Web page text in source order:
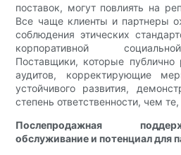
поставок, могут повлиять на
Все чаще клиенты и партнеры
соблюдения этических
корпоративной
Поставщики, которые публично
аудитов, корректирующие
устойчивого развития,
степень ответственности, чем
Послепродажная
обслуживание и потенциал для